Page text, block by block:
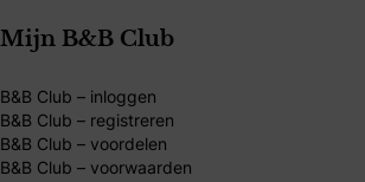
Mijn B&B Club
B&B Club – inloggen
B&B Club – registreren
B&B Club – voordelen
B&B Club – voorwaarden